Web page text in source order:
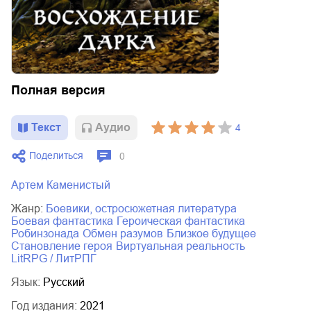
Полная версия
Текст Aудио 4
Поделиться 0
Артем Каменистый
Жанр:
боевики, остросюжетная литература
боевая фантастика
героическая фантастика
робинзонада
обмен разумов
близкое будущее
становление героя
виртуальная реальность
LitRPG / ЛитРПГ
Язык: Русский
Год издания: 2021